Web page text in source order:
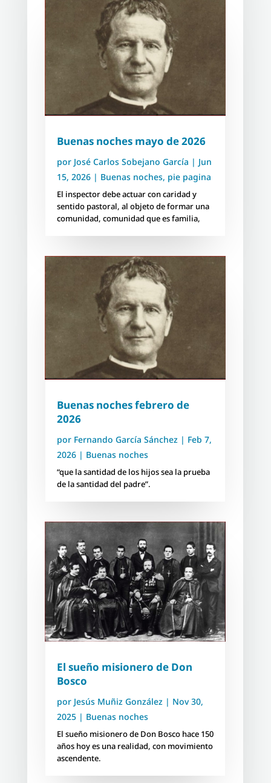
Buenas noches mayo de 2026
por José Carlos Sobejano García | Jun
15, 2026| Buenas noches, pie pagina
El inspector debe actuar con caridad y
sentido pastoral, al objeto de formar una
comunidad, comunidad que es familia,
Buenas noches febrero de
2026
por Fernando García Sánchez| Feb 7,
2026| Buenas noches
“que la santidad de los hijos sea la prueba
de la santidad del padre”.
El sueño misionero de Don
Bosco
por Jesús Muñiz González| Nov 30,
2025| Buenas noches
El sueño misionero de Don Bosco hace 150
años hoy es una realidad, con movimiento
ascendente.